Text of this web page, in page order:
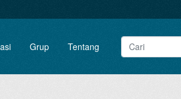
Grup Tentang